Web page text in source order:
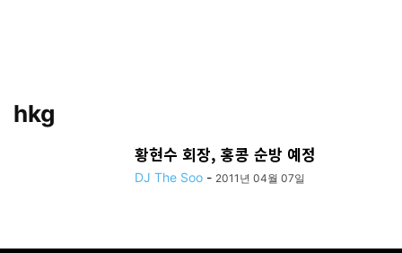
hkg
황현수 회장, 홍콩 순방 예정
DJ The Soo - 2011년 04월 07일